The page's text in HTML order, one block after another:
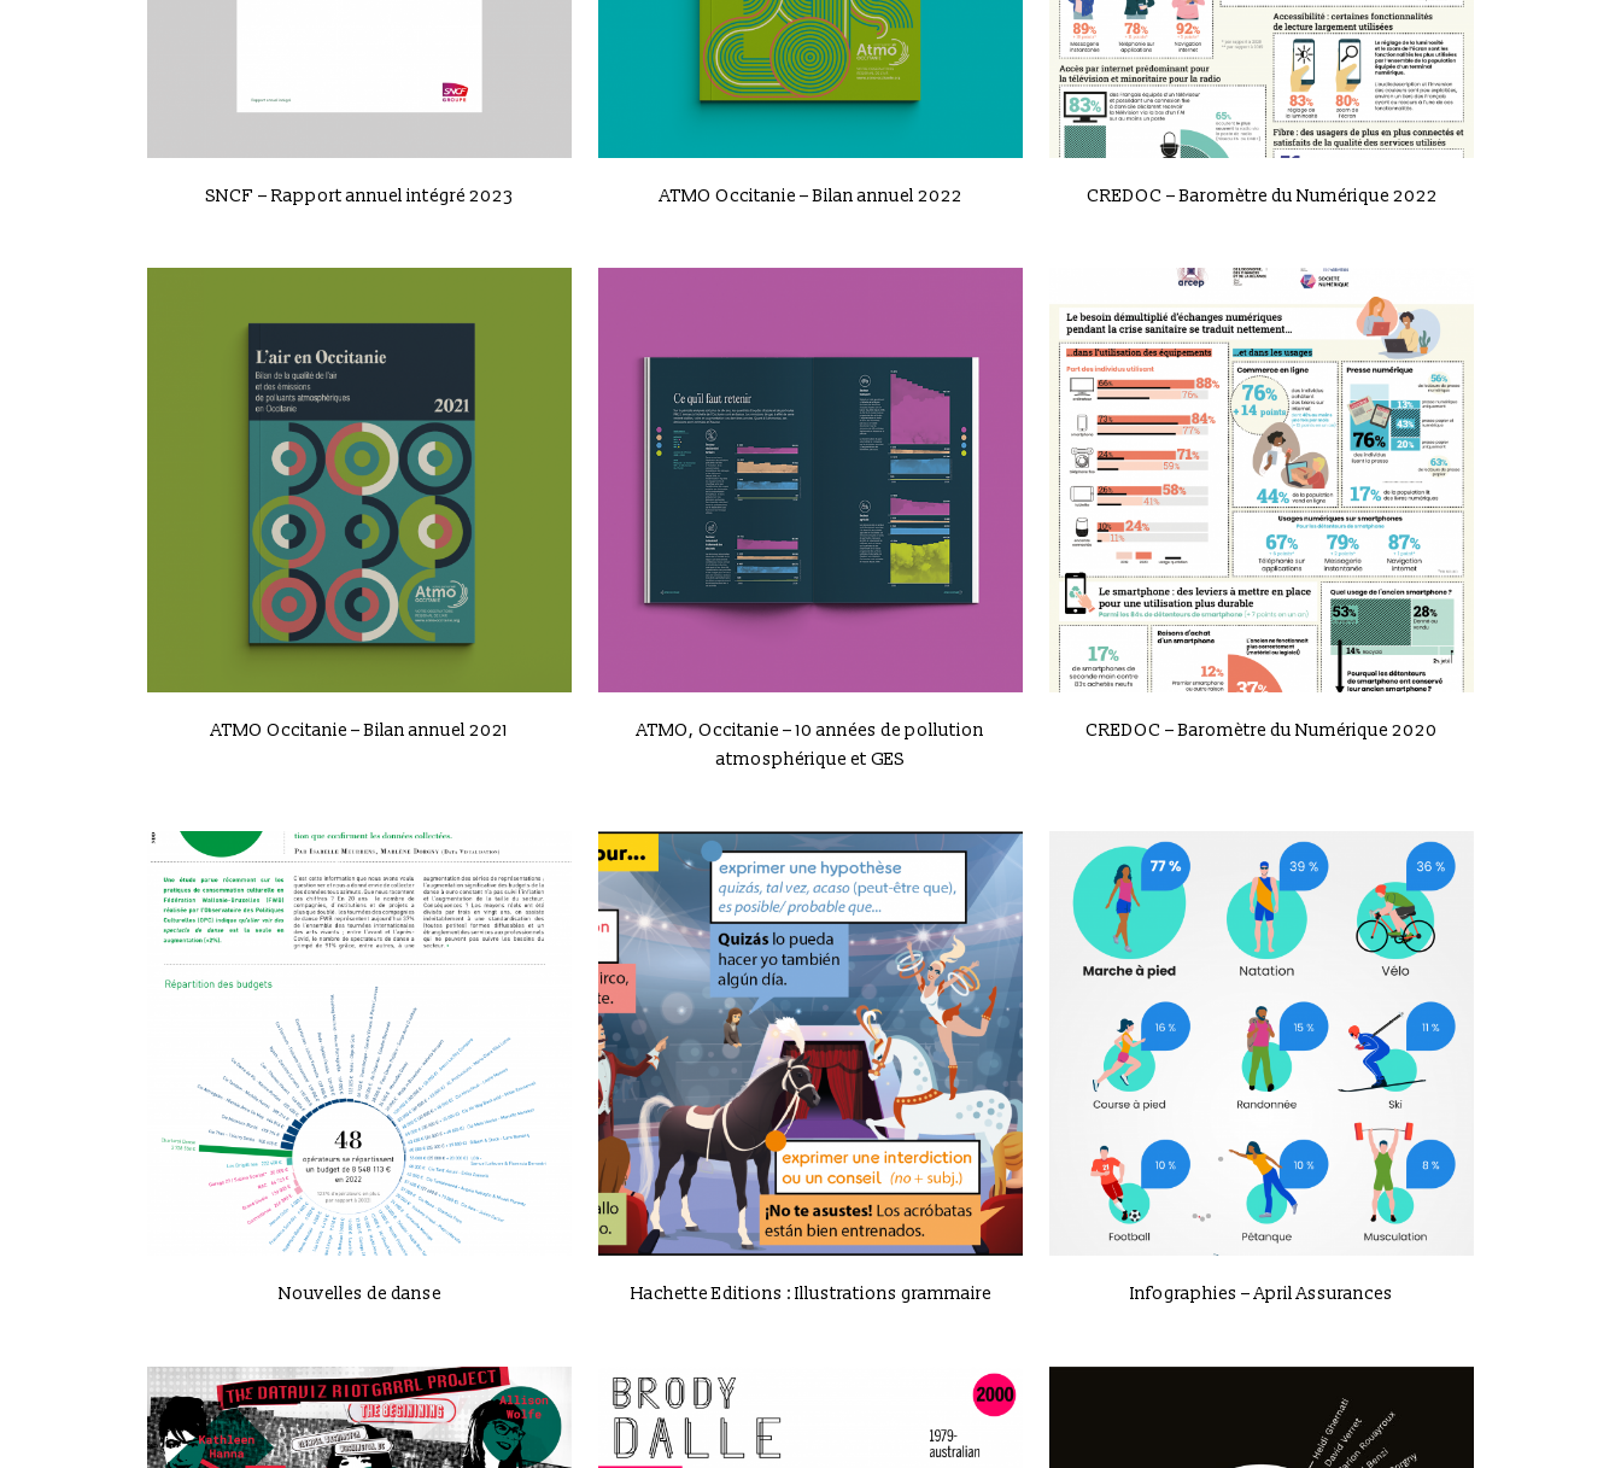
SNCF – Rapport annuel intégré 2023 ATMO Occitanie – Bilan annuel 2022 CREDOC – Baromètre du Numérique 2022
VIEW
ATMO Occitanie – Bilan annuel 2021
VIEW
ATMO, Occitanie – 10 années de pollution
atmosphérique et GES
VIEW
CREDOC – Baromètre du Numérique 2020
VIEW
Nouvelles de danse
VIEW
Hachette Editions : Illustrations grammaire
VIEW
Infographies – April Assurances